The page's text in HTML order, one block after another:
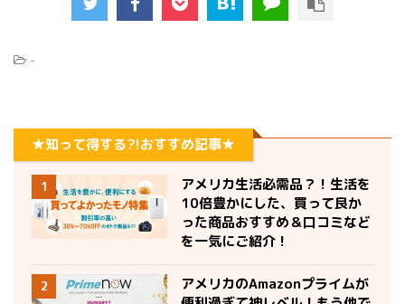
-
★知って得する?!おすすめ記事★
1
アメリカ生活必需品？！生活を
10倍豊かにした、買って良か
った商品おすすめ＆口コミなど
を一気にご紹介！
2
アメリカのAmazonプライムが